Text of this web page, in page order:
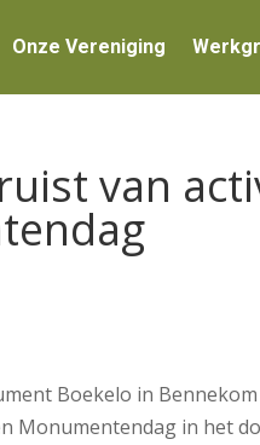
Onze Vereniging
van
Boekelo in
Monumentendag in het